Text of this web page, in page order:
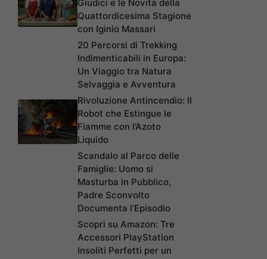
Giudici e le Novità della
Quattordicesima Stagione
con Iginio Massari
20 Percorsi di Trekking
Indimenticabili in Europa:
Un Viaggio tra Natura
Selvaggia e Avventura
Rivoluzione Antincendio: Il
Robot che Estingue le
Fiamme con l’Azoto
Liquido
Scandalo al Parco delle
Famiglie: Uomo si
Masturba in Pubblico,
Padre Sconvolto
Documenta l’Episodio
Scopri su Amazon: Tre
Accessori PlayStation
Insoliti Perfetti per un